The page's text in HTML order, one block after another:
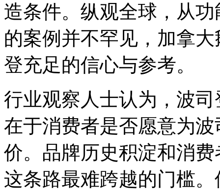
造条件。纵观全球，从
的案例并不罕见，加拿
登充足的信心与参考。
行业观察人士认为，波
在于消费者是否愿意为
价。品牌历史积淀和消
这条路最难跨越的门槛